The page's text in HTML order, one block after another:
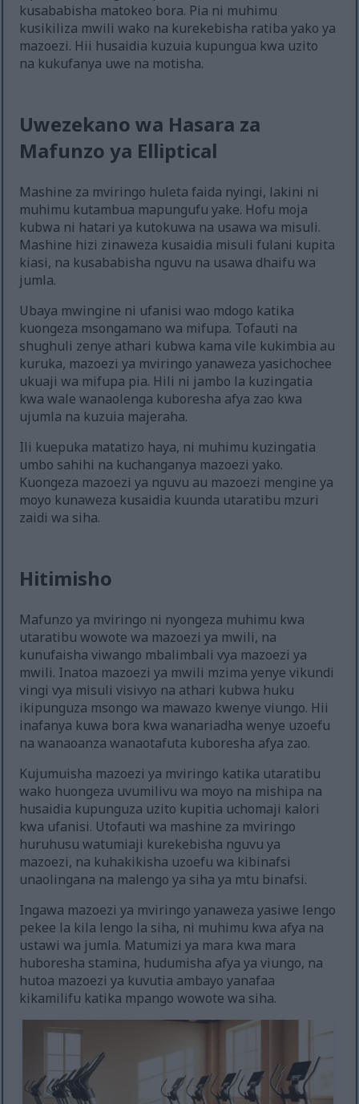
kusababisha matokeo bora. Pia ni muhimu
kusikiliza mwili wako na kurekebisha ratiba yako ya
mazoezi. Hii husaidia kuzuia kupungua kwa uzito
na kukufanya uwe na motisha.
Uwezekano wa Hasara za
Mafunzo ya Elliptical
Mashine za mviringo huleta faida nyingi, lakini ni
muhimu kutambua mapungufu yake. Hofu moja
kubwa ni hatari ya kutokuwa na usawa wa misuli.
Mashine hizi zinaweza kusaidia misuli fulani kupita
kiasi, na kusababisha nguvu na usawa dhaifu wa
jumla.
Ubaya mwingine ni ufanisi wao mdogo katika
kuongeza msongamano wa mifupa. Tofauti na
shughuli zenye athari kubwa kama vile kukimbia au
kuruka, mazoezi ya mviringo yanaweza yasichochee
ukuaji wa mifupa pia. Hili ni jambo la kuzingatia
kwa wale wanaolenga kuboresha afya zao kwa
ujumla na kuzuia majeraha.
Ili kuepuka matatizo haya, ni muhimu kuzingatia
umbo sahihi na kuchanganya mazoezi yako.
Kuongeza mazoezi ya nguvu au mazoezi mengine ya
moyo kunaweza kusaidia kuunda utaratibu mzuri
zaidi wa siha.
Hitimisho
Mafunzo ya mviringo ni nyongeza muhimu kwa
utaratibu wowote wa mazoezi ya mwili, na
kunufaisha viwango mbalimbali vya mazoezi ya
mwili. Inatoa mazoezi ya mwili mzima yenye vikundi
vingi vya misuli visivyo na athari kubwa huku
ikipunguza msongo wa mawazo kwenye viungo. Hii
inafanya kuwa bora kwa wanariadha wenye uzoefu
na wanaoanza wanaotafuta kuboresha afya zao.
Kujumuisha mazoezi ya mviringo katika utaratibu
wako huongeza uvumilivu wa moyo na mishipa na
husaidia kupunguza uzito kupitia uchomaji kalori
kwa ufanisi. Utofauti wa mashine za mviringo
huruhusu watumiaji kurekebisha nguvu ya
mazoezi, na kuhakikisha uzoefu wa kibinafsi
unaolingana na malengo ya siha ya mtu binafsi.
Ingawa mazoezi ya mviringo yanaweza yasiwe lengo
pekee la kila lengo la siha, ni muhimu kwa afya na
ustawi wa jumla. Matumizi ya mara kwa mara
huboresha stamina, hudumisha afya ya viungo, na
hutoa mazoezi ya kuvutia ambayo yanafaa
kikamilifu katika mpango wowote wa siha.